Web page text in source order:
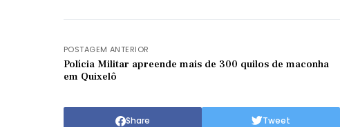
POSTAGEM ANTERIOR
Polícia Militar apreende mais de 300 quilos de maconha
em Quixelô
Share Tweet